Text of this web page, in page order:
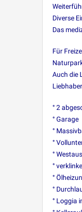
Diverse
Das
Für
Auch die
° 2
° Garage
°
°
°
°
°
°
° Loggia